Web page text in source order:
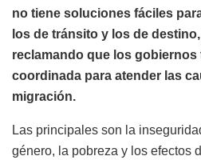
no tiene soluciones fáciles
los de tránsito y los de
reclamando que los gobiernos
coordinada para atender las
migración.
Las principales son la
género, la pobreza y los efectos